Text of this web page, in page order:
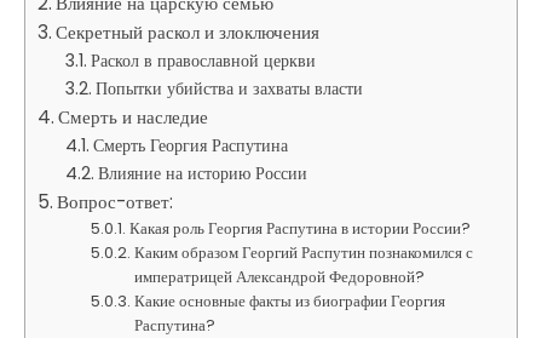
Секретный раскол и злоключения
Раскол в православной церкви
Попытки убийства и захваты власти
Смерть и наследие
Смерть Георгия Распутина
Влияние на историю России
Вопрос-ответ:
Какая роль Георгия Распутина в истории России?
Каким образом Георгий Распутин познакомился с
императрицей Александрой Федоровной?
Какие основные факты из биографии Георгия
Распутина?